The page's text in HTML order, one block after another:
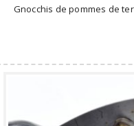
Gnocchis de pommes de